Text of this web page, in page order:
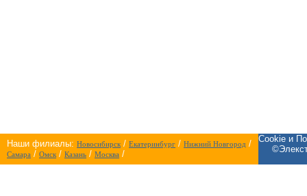
Наши филиалы: Новосибирск/ Екатеринбург / Нижний Новгород /
Самара / Омск/ Казань / Москва /
Cookie и